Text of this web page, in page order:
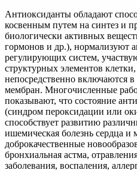
Антиоксиданты обладают
косвенным путем на синтез и
биологически активных
гормонов и др.), нормализуют
регулирующих систем,
структурных элементов
непосредственно включаются
мембран. Многочисленные
показывают, что состояние
(синдром пероксидации или
способствует развитию
ишемическая болезнь сердца и
доброкачественные
бронхиальная астма,
заболевания, воспаления,